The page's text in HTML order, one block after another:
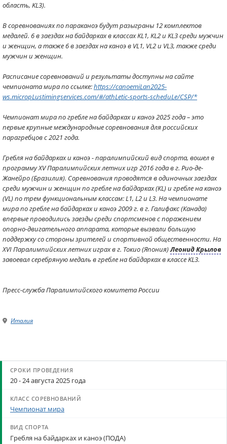
область, KL3).
В соревнованиях по параканоэ будут разыграны 12 комплектов
медалей. 6 в заездах на байдарках в классах KL1, KL2 и KL3 среди мужчин
и женщин, а также 6 в заездах на каноэ в VL1, VL2 и VL3, также среди
мужчин и женщин.
Расписание соревнований и результаты доступны на сайте
чемпионата мира по ссылке:https://canoemiLan2025-
ws.micropLustimingservices.com/#/athLetic-sports-scheduLe/CSP/*
Чемпионат мира по гребле на байдарках и каноэ 2025 года – это
первые крупные международные соревнования для российских
парагребцов с 2021 года.
Гребля на байдарках и каноэ - паралимпийский вид спорта, вошел в
программу XV Паралимпийских летних игр 2016 года в г. Рио-де-
Жанейро (Бразилия). Соревнования проводятся в одиночных заездах
среди мужчин и женщин по гребле на байдарках (КL) и гребле на каноэ
(VL) по трем функциональным классам: L1, L2 и L3. На чемпионате
мира по гребле на байдарках и каноэ 2009 г. в г. Галифакс (Канада)
впервые проводились заезды среди спортсменов с поражением
опорно-двигательного аппарата, которые вызвали большую
поддержку со стороны зрителей и спортивной общественности. На
XVI Паралимпийских летних играх в г. Токио (Япония)Леонид Крылов
завоевал серебряную медаль в гребле на байдарках в классе KL3.
Пресс-служба Паралимпийского комитета России
Италия
20 - 24 августа 2025 года
Чемпионат мира
Гребля на байдарках и каноэ (ПОДА)